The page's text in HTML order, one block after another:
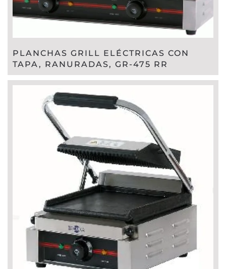
PLANCHAS GRILL ELÉCTRICAS CON
TAPA, RANURADAS, GR-475 RR